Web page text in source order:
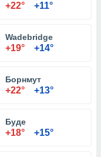
+22° +11°
Wadebridge
+19° +14°
Борнмут
+22° +13°
Буде
+18° +15°